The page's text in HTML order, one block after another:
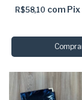
R$58,10 com Pix